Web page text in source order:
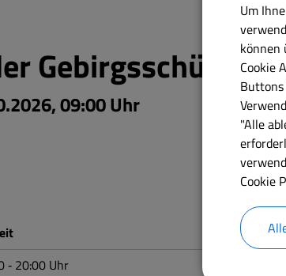
Gebirgsschützen
09:00 Uhr
‐ 20:00 Uhr
Um
können
Cookie
"Alle
Cookie